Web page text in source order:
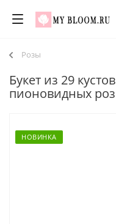
Розы
Букет из 29
пионовидных
НОВИНКА